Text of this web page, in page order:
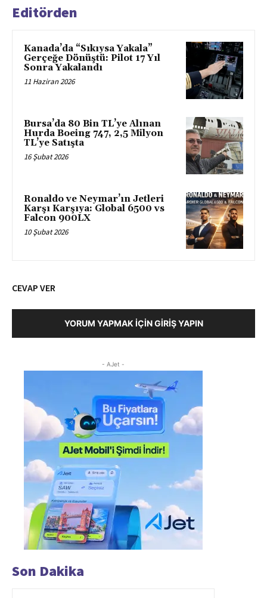
Editörden
Kanada’da “Sıkıysa Yakala”
Gerçeğe Dönüştü: Pilot 17 Yıl
Sonra Yakalandı
11 Haziran 2026
Bursa’da 80 Bin TL’ye Alınan
Hurda Boeing 747, 2,5 Milyon
TL’ye Satışta
16 Şubat 2026
Ronaldo ve Neymar’ın Jetleri
Karşı Karşıya: Global 6500 vs
Falcon 900LX
10 Şubat 2026
CEVAP VER
YORUM YAPMAK İÇIN GIRIŞ YAPIN
- AJet -
Son Dakika